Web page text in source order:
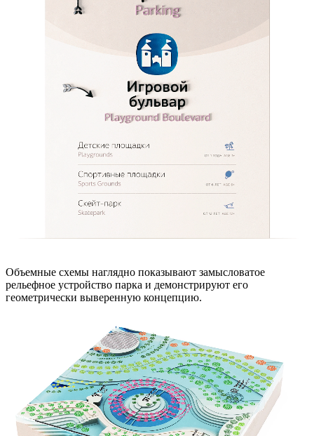
Объемные схемы наглядно показывают замысловатое
рельефное устройство парка и демонстрируют его
геометрически выверенную концепцию.